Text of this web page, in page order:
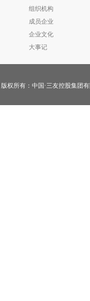
组织机构
成员企业
企业文化
大事记
版权所有：中国·三友控股集团有